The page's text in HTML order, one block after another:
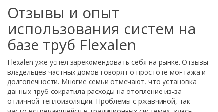
Отзывы и опыт
использования систем на
базе труб Flexalen
Flexalen уже успел зарекомендовать себя на рынке. Отзывы
владельцев частных домов говорят о простоте монтажа и
долговечности. Многие семьи отмечают, что установка
данных труб сократила расходы на отопление из-за
отличной теплоизоляции. Проблемы с ржавчиной, так